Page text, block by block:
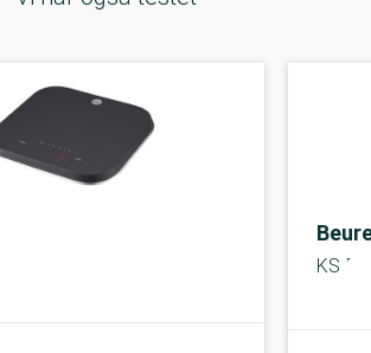
KS 59